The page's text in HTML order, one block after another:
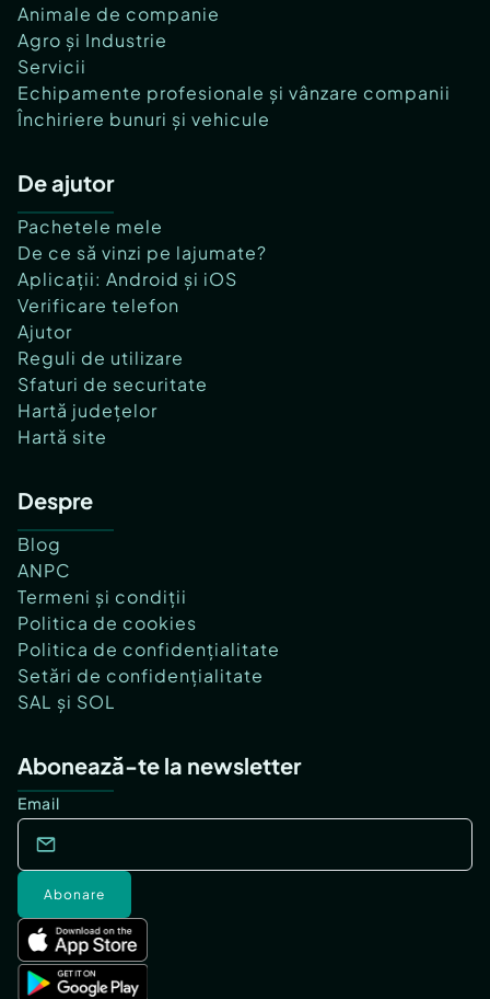
Animale de companie
Agro și Industrie
Servicii
Echipamente profesionale și vânzare companii
Închiriere bunuri și vehicule
De ajutor
Pachetele mele
De ce să vinzi pe lajumate?
Aplicații: Android și iOS
Verificare telefon
Ajutor
Reguli de utilizare
Sfaturi de securitate
Hartă județelor
Hartă site
Despre
Blog
ANPC
Termeni și condiții
Politica de cookies
Politica de confidențialitate
Setări de confidențialitate
SAL și SOL
Abonează-te la newsletter
Email
Abonare